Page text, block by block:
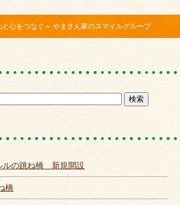
と心をつなぐ～ やまさん家のスマイルグループ
の跳ね橋 新規開設
橋